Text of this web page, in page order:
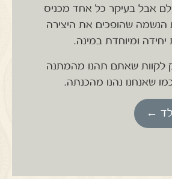
אבל בעיקר כל אחד מכניס
שהופכים את היצירה
ומיוחדת במינה.
לקוות שאתם תהנו מהמתנה
שאנחנו נהנו מהכנתה.
←